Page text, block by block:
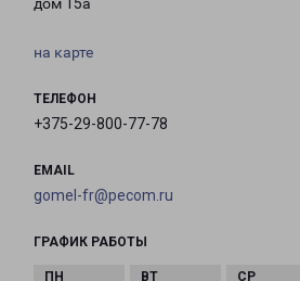
дом 15а
на карте
ТЕЛЕФОН
+375-29-800-77-78
EMAIL
gomel-fr@pecom.ru
ГРАФИК РАБОТЫ